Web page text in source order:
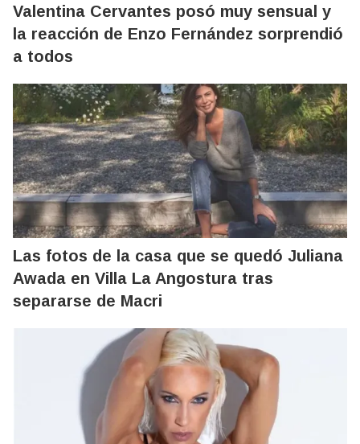
Valentina Cervantes posó muy sensual y
la reacción de Enzo Fernández sorprendió
a todos
Las fotos de la casa que se quedó Juliana
Awada en Villa La Angostura tras
separarse de Macri